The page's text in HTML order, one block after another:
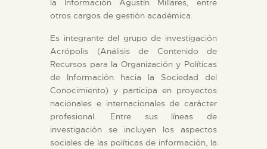
COLECCIONES
DIDÁCTICA
ESPAÑOL
otros cargos de gestión académica.
Es integrante del grupo de investigación
Acrópolis (Análisis de Contenido de
Recursos para la Organización y Políticas
de Información hacia la Sociedad del
Conocimiento) y participa en proyectos
nacionales e internacionales de carácter
profesional. Entre sus líneas de
investigación se incluyen los aspectos
sociales de las políticas de información, la